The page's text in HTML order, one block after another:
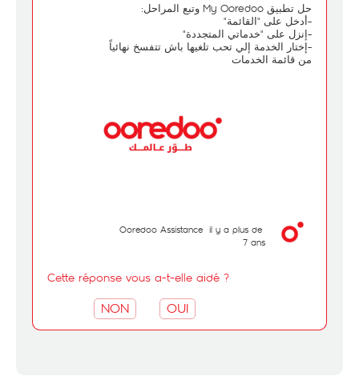
حل تطبيق My Ooredoo وتبع المراحل:
-أدخل على "القائمة"
-إنزل على "خدماتي المتجددة"
-إختار الخدمة إلي تحب تلغيها باش تتفسخ نهائياً
من قائمة الخدمات
Ooredoo Assistance il y a plus de
7 ans
Cette réponse vous a-t-elle aidé ?
NON OUI